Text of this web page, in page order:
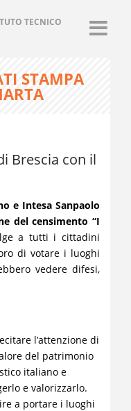
TECNICO
STAMPA
Brescia con il
e Intesa Sanpaolo
del censimento “I
a tutti i cittadini
di votare i luoghi
vedere difesi,
l’attenzione di
del patrimonio
italiano e
e valorizzarlo.
a portare i luoghi